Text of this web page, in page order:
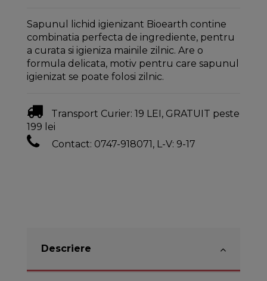
Sapunul lichid igienizant Bioearth contine
combinatia perfecta de ingrediente, pentru
a curata si igieniza mainile zilnic. Are o
formula delicata, motiv pentru care sapunul
igienizat se poate folosi zilnic.
Transport Curier: 19 LEI, GRATUIT peste
199 lei
Contact: 0747-918071, L-V: 9-17
Descriere